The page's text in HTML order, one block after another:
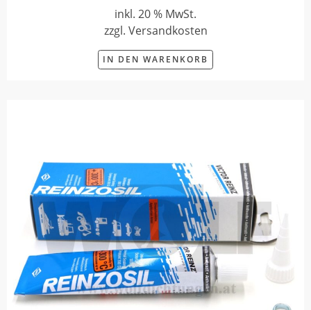
inkl. 20 % MwSt.
zzgl. Versandkosten
IN DEN WARENKORB